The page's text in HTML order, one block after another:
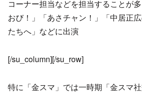
コーナー担当などを担当することが
おび！」「あさチャン！」「中居正
たちへ」などに出演
[/su_column][/su_row]
特に「金スマ」では一時期「金スマ